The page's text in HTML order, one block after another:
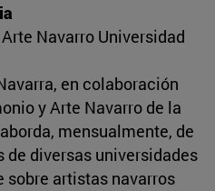
Navarro Universidad
en colaboración
y Arte Navarro de la
mensualmente, de
diversas universidades
sobre artistas navarros